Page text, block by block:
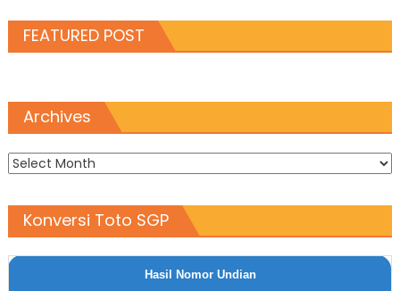
FEATURED POST
Archives
Archives
Konversi Toto SGP
Hasil Nomor Undian